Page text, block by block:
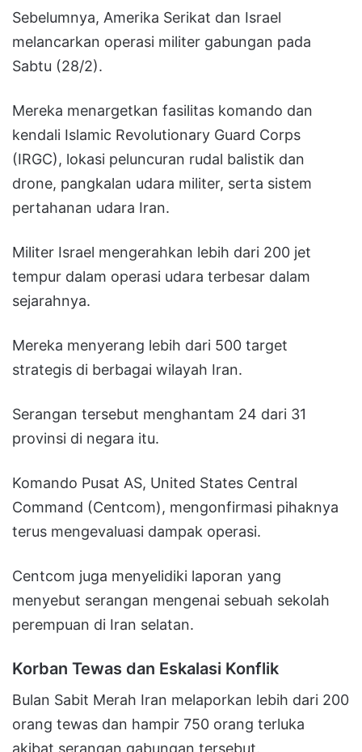
Sebelumnya, Amerika Serikat dan Israel
melancarkan operasi militer gabungan pada
Sabtu (28/2).
Mereka menargetkan fasilitas komando dan
kendali Islamic Revolutionary Guard Corps
(IRGC), lokasi peluncuran rudal balistik dan
drone, pangkalan udara militer, serta sistem
pertahanan udara Iran.
Militer Israel mengerahkan lebih dari 200 jet
tempur dalam operasi udara terbesar dalam
sejarahnya.
Mereka menyerang lebih dari 500 target
strategis di berbagai wilayah Iran.
Serangan tersebut menghantam 24 dari 31
provinsi di negara itu.
Komando Pusat AS, United States Central
Command (Centcom), mengonfirmasi pihaknya
terus mengevaluasi dampak operasi.
Centcom juga menyelidiki laporan yang
menyebut serangan mengenai sebuah sekolah
perempuan di Iran selatan.
Korban Tewas dan Eskalasi Konflik
Bulan Sabit Merah Iran melaporkan lebih dari 200
orang tewas dan hampir 750 orang terluka